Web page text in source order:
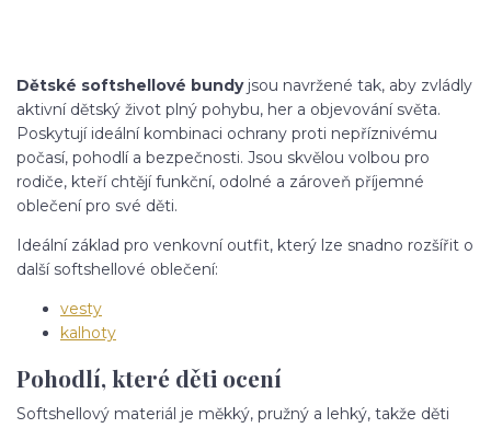
Dětské softshellové bundyjsou navržené tak, aby zvládly
aktivní dětský život plný pohybu, her a objevování světa.
Poskytují ideální kombinaci ochrany proti nepříznivému
počasí, pohodlí a bezpečnosti. Jsou skvělou volbou pro
rodiče, kteří chtějí funkční, odolné a zároveň příjemné
oblečení pro své děti.
Ideální základ pro venkovní outfit, který lze snadno rozšířit o
další softshellové oblečení:
vesty
kalhoty
Pohodlí, které děti ocení
Softshellový materiál je měkký, pružný a lehký, takže děti